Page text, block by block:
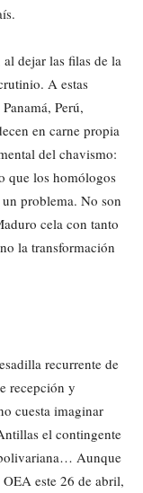
dejar las filas de la
A estas
Perú,
en carne propia
del chavismo:
que los homólogos
problema. No son
cela con tanto
la transformación
recurrente de
recepción y
cuesta imaginar
el contingente
Aunque
este 26 de abril,